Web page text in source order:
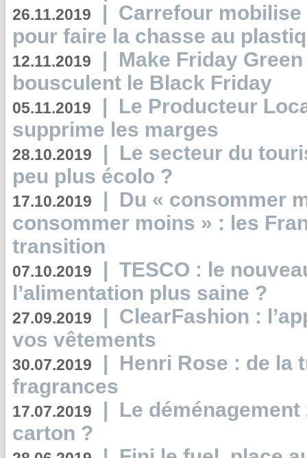
26.11.2019 | Carrefour
pour faire la chasse au
12.11.2019 | Make Friday
bousculent le Black Friday
05.11.2019 | Le Producteur
supprime les marges
28.10.2019 | Le secteur du
peu plus écolo ?
17.10.2019 | Du « consommer
consommer moins » : les
transition
07.10.2019 | TESCO : le
l’alimentation plus saine ?
27.09.2019 | ClearFashion :
vos vêtements
30.07.2019 | Henri Rose : de la
fragrances
17.07.2019 | Le
carton ?